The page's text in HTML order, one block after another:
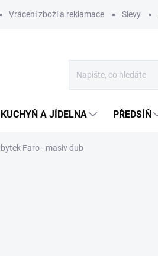
Vrácení zboží a reklamace Slevy
KUCHYŇ A JÍDELNA PŘEDSÍŇ
Faro - masiv dub